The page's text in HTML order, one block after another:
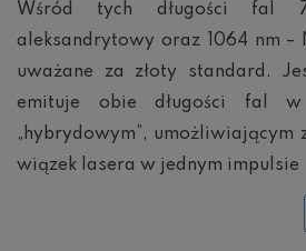
Wśród tych długości
aleksandrytowy oraz 1064 nm –
uważane za złoty standard.
emituje obie długości fal w
„hybrydowym”, umożliwiającym
wiązek lasera w jednym impulsie